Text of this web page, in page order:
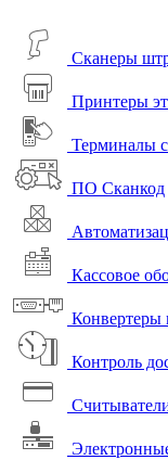
Сканеры
Принтеры
Терминалы
ПО Сканкод
Кассовое
Конвертеры
Контроль